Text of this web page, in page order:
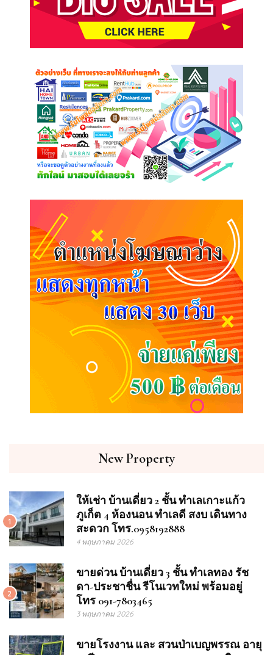
New Property
1
ให้เช่า บ้านเดี่ยว 2 ชั้น ทำเลเกาะแก้ว
ภูเก็ต 4 ห้องนอน ทำเลดี สงบ เดินทาง
สะดวก โทร.0958192888
4 พฤษภาคม 2026
2
ขายด่วน บ้านเดี่ยว 3 ชั้น ทำเลทอง รัช
ดา-ประชาชื่น รีโนเวทใหม่ พร้อมอยู่
โทร 091-7803465
3 พฤษภาคม 2026
ขายโรงงาน และ สวนป่าเบญพรรณ อายุ